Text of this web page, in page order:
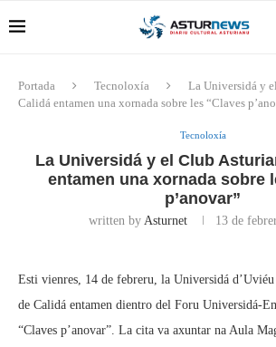
Portada Tecnoloxía
La Universidá y
Calidá entamen una xornada sobre les “Claves
Tecnoloxía
La Universidá y el Club
entamen una xornada sobre
p’anovar”
written by Asturnet 13 de
Esti vienres, 14 de febreru, la Universidá
de Calidá entamen dientro del Foru Universidá-
“Claves p’anovar”. La cita va axuntar na Aula